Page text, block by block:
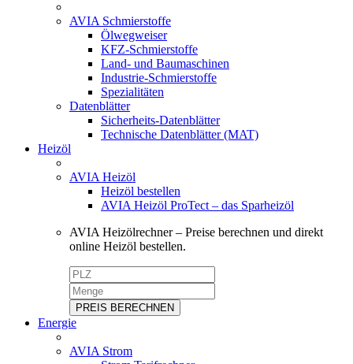
AVIA Schmierstoffe
Ölwegweiser
KFZ-Schmierstoffe
Land- und Baumaschinen
Industrie-Schmierstoffe
Spezialitäten
Datenblätter
Sicherheits-Datenblätter
Technische Datenblätter (MAT)
Heizöl
AVIA Heizöl
Heizöl bestellen
AVIA Heizöl ProTect – das Sparheizöl
AVIA Heizölrechner – Preise berechnen und direkt
online Heizöl bestellen.
PREIS BERECHNEN
Energie
AVIA Strom